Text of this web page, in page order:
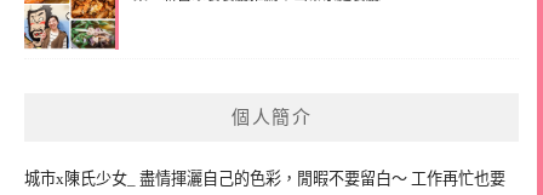
個人簡介
城市x陳氏少女_ 盡情揮灑自己的色彩，閒暇不要留白～ 工作再忙也要